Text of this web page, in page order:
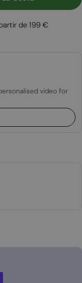
- Estufa
Spitsbergen
de 199 €
video for